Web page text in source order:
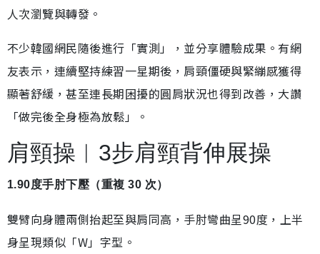
人次瀏覽與轉發。
不少韓國網民隨後進行「實測」，並分享體驗成果。有網
友表示，連續堅持練習一星期後，肩頸僵硬與緊繃感獲得
顯著舒緩，甚至連長期困擾的圓肩狀況也得到改善，大讚
「做完後全身極為放鬆」。
肩頸操︱3步肩頸背伸展操
1.90度手肘下壓（重複 30 次）
雙臂向身體兩側抬起至與肩同高，手肘彎曲呈90度，上半
身呈現類似「W」字型。